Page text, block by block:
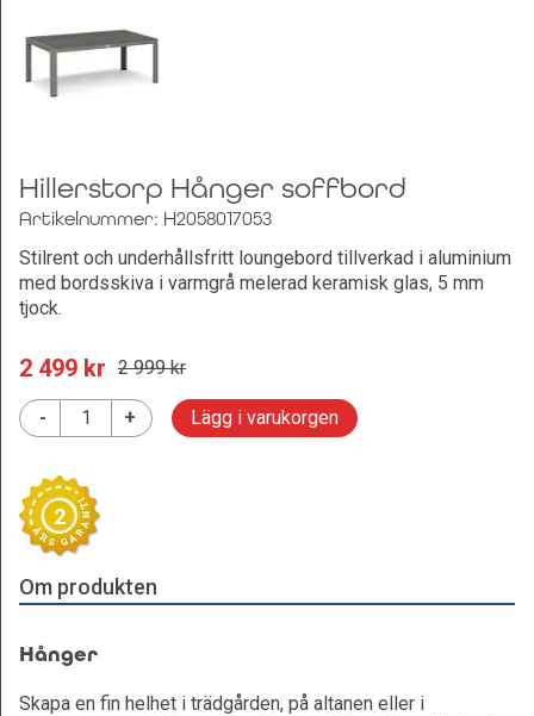
Hillerstorp Hånger soffbord
Artikelnummer: H2058017053
Stilrent och underhållsfritt loungebord tillverkad i aluminium
med bordsskiva i varmgrå melerad keramisk glas, 5 mm
tjock.
2 499 kr 2 999 kr
- + Lägg i varukorgen
2
Om produkten
Hånger
Skapa en fin helhet i trädgården, på altanen eller i